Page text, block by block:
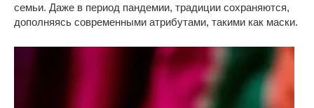
семьи. Даже в период пандемии, традиции сохраняются,
дополняясь современными атрибутами, такими как маски.